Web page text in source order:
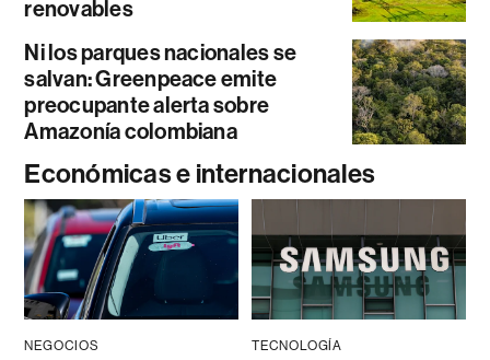
renovables
Ni los parques nacionales se
salvan: Greenpeace emite
preocupante alerta sobre
Amazonía colombiana
Económicas e internacionales
NEGOCIOS TECNOLOGÍA